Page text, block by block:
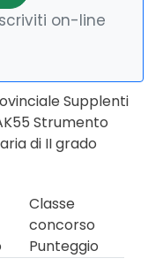
on-line
Supplenti
Strumento
di II grado
Classe
concorso
Punteggio